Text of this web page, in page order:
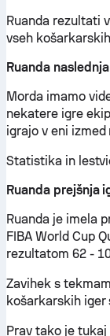
Ruanda rezultati
vseh
Ruanda
Morda imamo
nekatere igre
igrajo v eni
Statistika in
Ruanda prejšnja
Ruanda je imela
FIBA World Cup
rezultatom 62 -
Zavihek s
košarkarskih
Prav tako je